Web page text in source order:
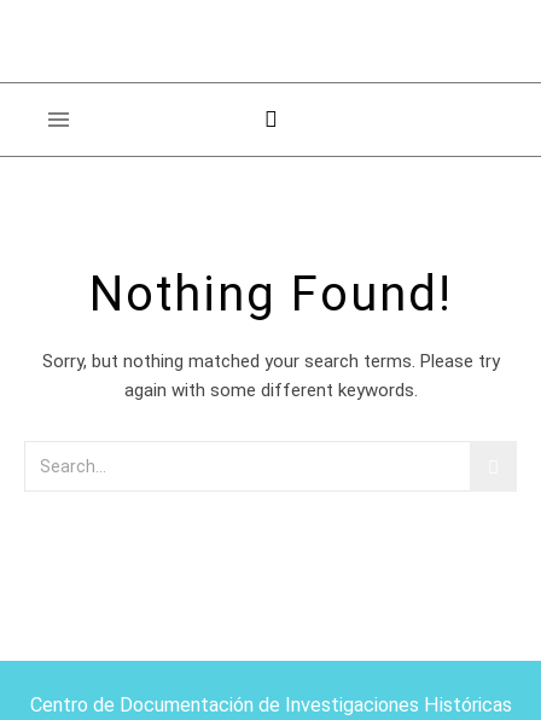
Nothing Found!
Sorry, but nothing matched your search terms. Please try
again with some different keywords.
Centro de Documentación de Investigaciones Históricas